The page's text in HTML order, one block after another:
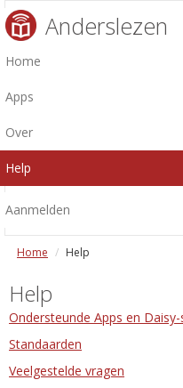
Anderslezen
Home
Apps
Over
Help
Aanmelden
Home Help
Help
Ondersteunde Apps en Daisy-
Standaarden
Veelgestelde vragen